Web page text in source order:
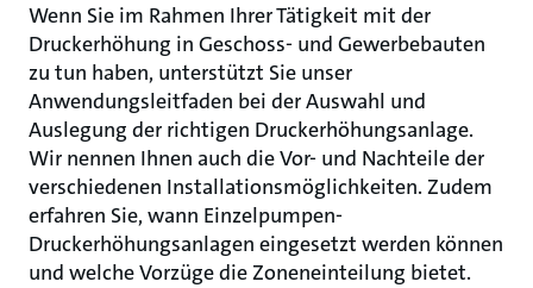
Wenn Sie im Rahmen Ihrer Tätigkeit mit der
Druckerhöhung in Geschoss- und Gewerbebauten
zu tun haben, unterstützt Sie unser
Anwendungsleitfaden bei der Auswahl und
Auslegung der richtigen Druckerhöhungsanlage.
Wir nennen Ihnen auch die Vor- und Nachteile der
verschiedenen Installationsmöglichkeiten. Zudem
erfahren Sie, wann Einzelpumpen-
Druckerhöhungsanlagen eingesetzt werden können
und welche Vorzüge die Zoneneinteilung bietet.